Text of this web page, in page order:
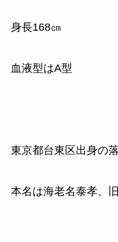
身長168㎝
血液型はA型
東京都台東区出身の
本名は海老名泰孝、